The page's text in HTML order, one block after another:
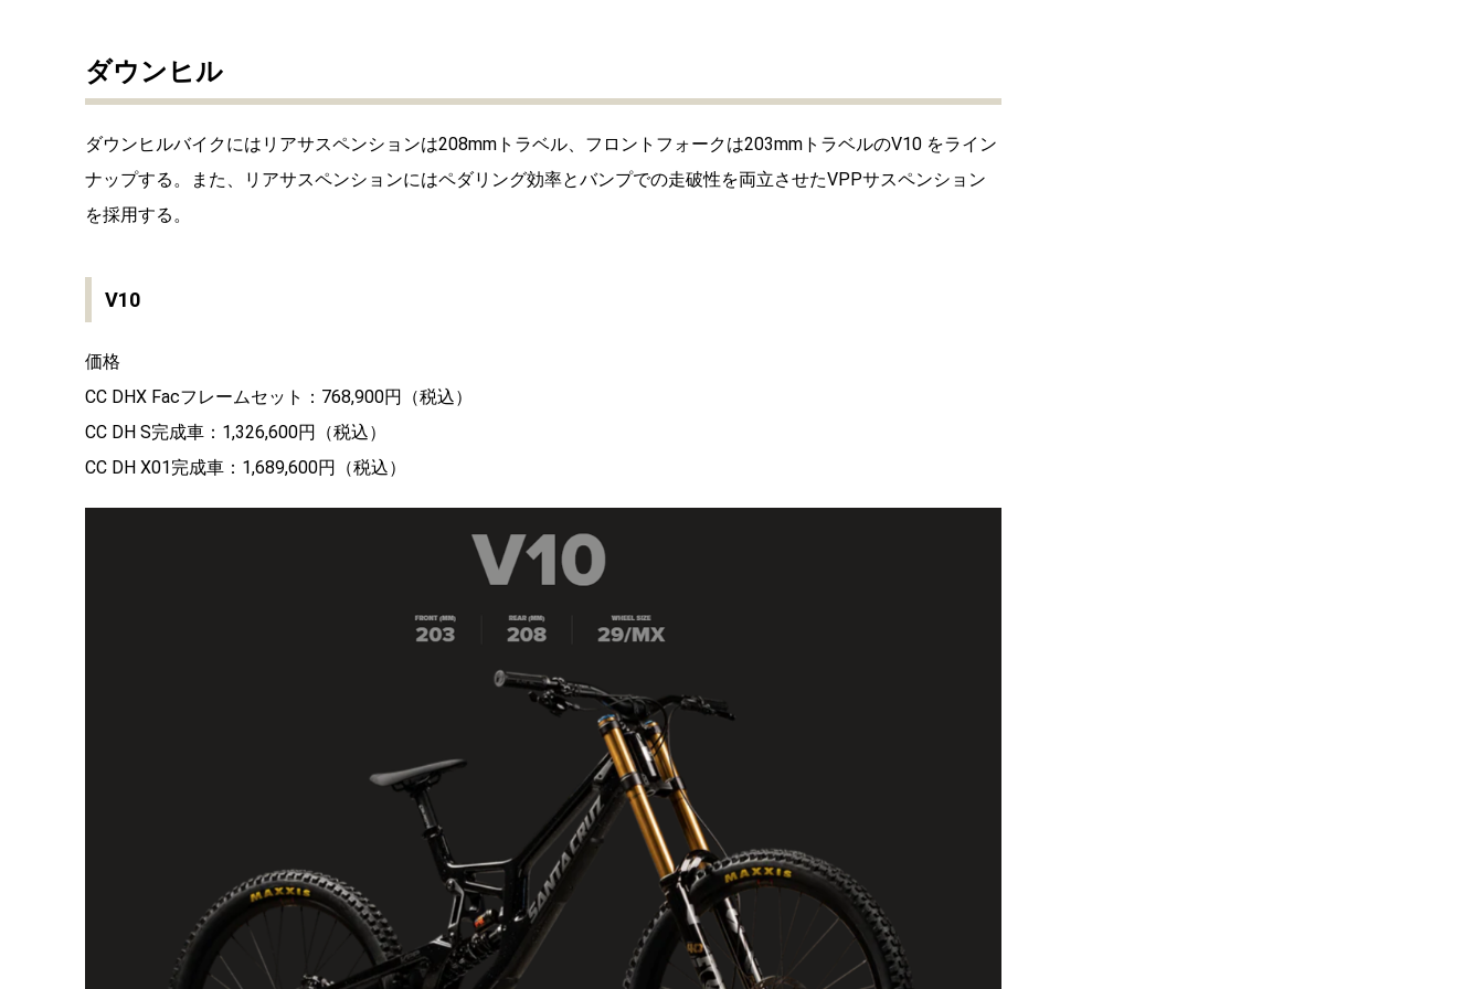
ダウンヒル
ダウンヒルバイクにはリアサスペンションは208mmトラベル、フロントフォークは203mmトラベルのV10 をライン
ナップする。また、リアサスペンションにはペダリング効率とバンプでの走破性を両立させたVPPサスペンション
を採用する。
V10
価格
CC DHX Facフレームセット：768,900円（税込）
CC DH S完成車：1,326,600円（税込）
CC DH X01完成車：1,689,600円（税込）